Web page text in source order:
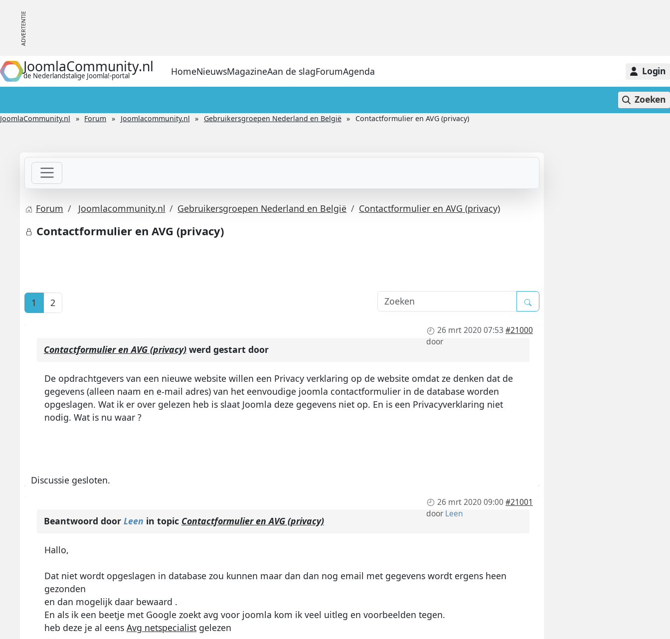
JoomlaCommunity.nl
de Nederlandstalige Joomla!-portal HomeNieuwsMagazineAan de slagForumAgenda Login
Zoeken
JoomlaCommunity.nl Forum Joomlacommunity.nl Gebruikersgroepen Nederland en België Contactformulier en AVG (privacy)
Forum Joomlacommunity.nl Gebruikersgroepen Nederland en België Contactformulier en AVG (privacy)
Contactformulier en AVG (privacy)
1 2
26 mrt 2020 07:53 #21000
door
Contactformulier en AVG (privacy)werd gestart door
De opdrachtgevers van een nieuwe website willen een Privacy verklaring op de website omdat ze denken dat de
gegevens (alleen naam en e-mail adres) van het eenvoudige joomla contactformulier in de database worden
opgeslagen. Wat ik er over gelezen heb is slaat Joomla deze gegevens niet op. En is een Privacyverklaring niet
nodig. Wat is nu waar ?
Discussie gesloten.
26 mrt 2020 09:00 #21001
doorLeen
Beantwoord door Leen in topic Contactformulier en AVG (privacy)
Hallo,
Dat niet wordt opgeslagen in database zou kunnen maar dan dan nog email met gegevens wordt ergens heen
gezonden
en dan mogelijk daar bewaard .
En als ik een beetje met Google zoekt avg voor joomla kom ik veel uitleg en voorbeelden tegen.
heb deze je al eens Avg netspecialistgelezen